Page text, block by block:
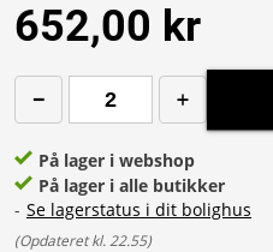
652,00 kr
På lager i webshop
På lager i alle butikker
- Se lagerstatus i dit bolighus
(Opdateret kl. 22.55)